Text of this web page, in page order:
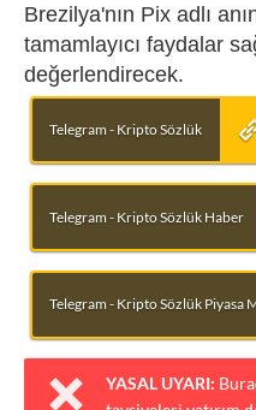
Brezilya'nın Pix adlı
tamamlayıcı faydalar
değerlendirecek.
Telegram - Kripto Sözlük
Telegram - Kripto Sözlük Haber
Telegram - Kripto Sözlük Piyasa
YASAL UYARI: